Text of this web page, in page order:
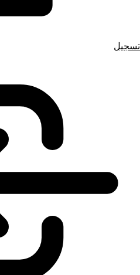
تسجيل